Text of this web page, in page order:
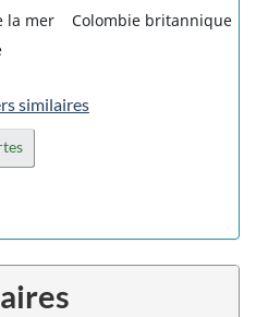
la mer
Colombie britannique
similaires